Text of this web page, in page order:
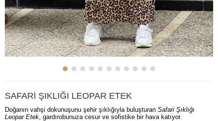
SAFARİ ŞIKLIĞI LEOPAR ETEK
Doğanın vahşi dokunuşunu şehir şıklığıyla buluşturan Safari Şıklığı
Leopar Etek , gardırobunuza cesur ve sofistike bir hava katıyor.